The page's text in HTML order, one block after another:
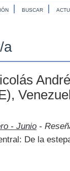
BUSCAR
a
- Junio -
De la